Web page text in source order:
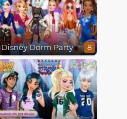
Disney Dorm Party 8